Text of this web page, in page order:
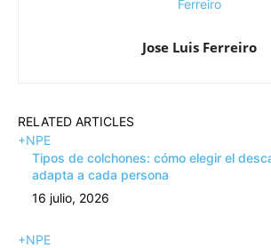
Jose Luis Ferreiro
RELATED ARTICLES
+NPE
Tipos de colchones: cómo elegir el
adapta a cada persona
16 julio, 2026
+NPE